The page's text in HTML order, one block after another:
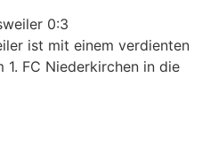
0:3
ist mit einem verdienten
FC Niederkirchen in die